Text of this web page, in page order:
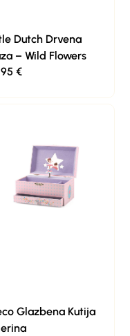
Dutch Drvena
– Wild Flowers
€
Glazbena Kutija